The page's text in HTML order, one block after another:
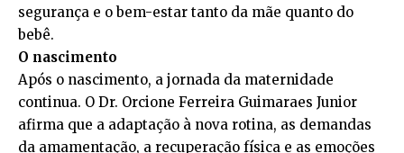
segurança e o bem-estar tanto da mãe quanto do
bebê.
O nascimento
Após o nascimento, a jornada da maternidade
continua. O Dr. Orcione Ferreira Guimaraes Junior
afirma que a adaptação à nova rotina, as demandas
da amamentação, a recuperação física e as emoções